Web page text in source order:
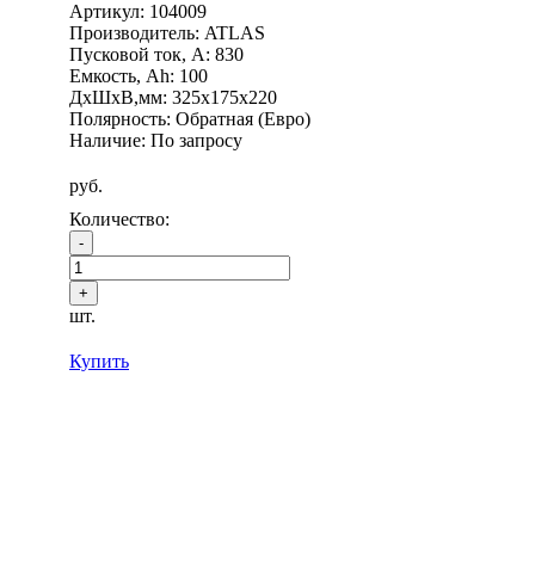
Артикул: 104009
Производитель: ATLAS
Пусковой ток, А: 830
Емкость, Ah: 100
ДхШхВ,мм: 325x175x220
Полярность: Обратная (Евро)
Наличие: По запросу
руб.
Количество:
шт.
Купить